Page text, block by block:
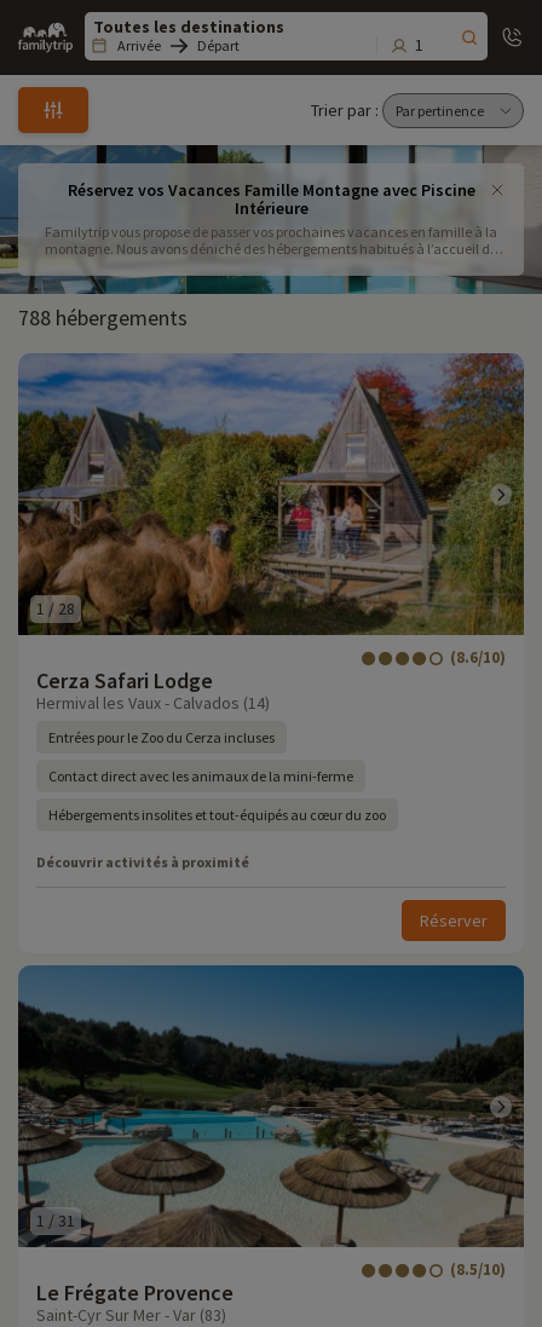
Family
trip
Arrivée Départ 1
Trier par :
Réservez vos Vacances Famille Montagne avec Piscine
Intérieure
Familytrip vous propose de passer vos prochaines vacances en famille à la
montagne. Nous avons déniché des hébergements habitués à l’accueil de
plongeon en eaux claires ? Dans les Alpes ou les Pyrénées, faites le plein
d’énergie avec vos enfants dans nos locations à la montagne avec piscine
788 hébergements
1 /28
Cerza Safari Lodge
(8.6/10)
Hermival les Vaux - Calvados (14)
Entrées pour le Zoo du Cerza incluses
Contact direct avec les animaux de la mini-ferme
Hébergements insolites et tout-équipés au cœur du zoo
Découvrir activités à proximité
Réserver
1 /31
Le Frégate Provence
(8.5/10)
Saint-Cyr Sur Mer - Var (83)